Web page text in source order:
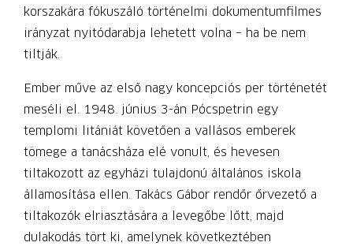
korszakára fókuszáló történelmi dokumentumfilmes
irányzat nyitódarabja lehetett volna – ha be nem
tiltják.
Ember műve az első nagy koncepciós per történetét
meséli el. 1948. június 3-án Pócspetrin egy
templomi litániát követően a vallásos emberek
tömege a tanácsháza elé vonult, és hevesen
tiltakozott az egyházi tulajdonú általános iskola
államosítása ellen. Takács Gábor rendőr őrvezető a
tiltakozók elriasztására a levegőbe lőtt, majd
dulakodás tört ki, amelynek következtében